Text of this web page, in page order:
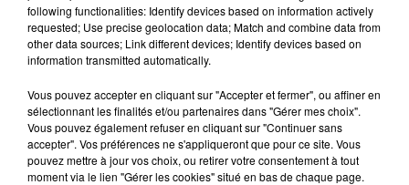
19h19
19h19
ABDEL MAJID ABDALLAH
19h12
19h12
HIBA TAWAJI RABEH SAKR
following functionalities: Identify devices based on information actively
requested; Use precise geolocation data; Match and combine data from
other data sources; Link different devices; Identify devices based on
information transmitted automatically.
Vous pouvez accepter en cliquant sur "Accepter et fermer", ou affiner en
sélectionnant les finalités et/ou partenaires dans "Gérer mes choix".
Vous pouvez également refuser en cliquant sur "Continuer sans
accepter". Vos préférences ne s'appliqueront que pour ce site. Vous
pouvez mettre à jour vos choix, ou retirer votre consentement à tout
moment via le lien "Gérer les cookies" situé en bas de chaque page.